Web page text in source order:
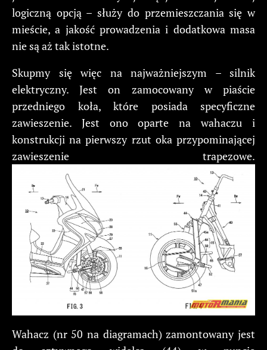
logiczną opcją – służy do przemieszczania się w
mieście, a jakość prowadzenia i dodatkowa masa
nie są aż tak istotne.
Skupmy się więc na najważniejszym – silnik
elektryczny. Jest on zamocowany w piaście
przedniego koła, które posiada specyficzne
zawieszenie. Jest ono oparte na wahaczu i
konstrukcji na pierwszy rzut oka przypominającej
zawieszenie trapezowe.
Wahacz (nr 50 na diagramach) zamontowany jest